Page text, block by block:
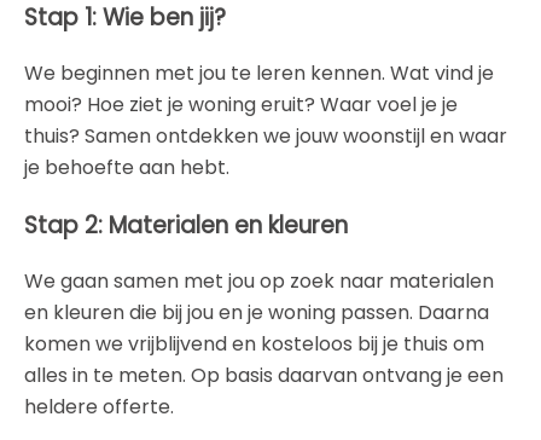
Stap 1: Wie ben jij?
We beginnen met jou te leren kennen. Wat vind je
mooi? Hoe ziet je woning eruit? Waar voel je je
thuis? Samen ontdekken we jouw woonstijl en waar
je behoefte aan hebt.
Stap 2: Materialen en kleuren
We gaan samen met jou op zoek naar materialen
en kleuren die bij jou en je woning passen. Daarna
komen we vrijblijvend en kosteloos bij je thuis om
alles in te meten. Op basis daarvan ontvang je een
heldere offerte.